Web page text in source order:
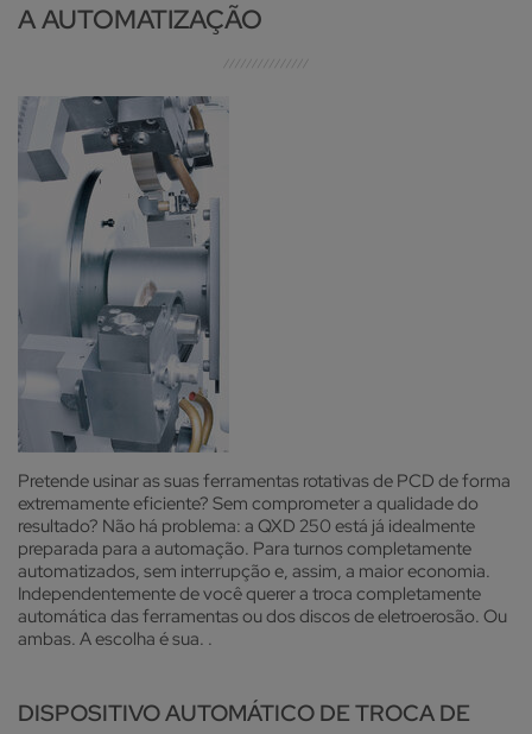
A AUTOMATIZAÇÃO
Pretende usinar as suas ferramentas rotativas de PCD de forma
extremamente eficiente? Sem comprometer a qualidade do
resultado? Não há problema: a QXD 250 está já idealmente
preparada para a automação. Para turnos completamente
automatizados, sem interrupção e, assim, a maior economia.
Independentemente de você querer a troca completamente
automática das ferramentas ou dos discos de eletroerosão. Ou
ambas. A escolha é sua. .
DISPOSITIVO AUTOMÁTICO DE TROCA DE